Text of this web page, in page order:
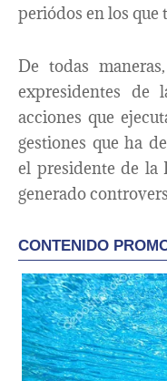
periódos en los que
De todas
expresidentes de
acciones que
gestiones que ha
el presidente de la
generado